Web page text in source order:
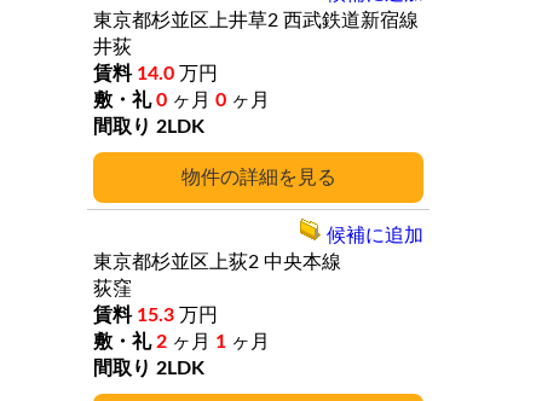
詳細
東京都杉並区上井草2 西武鉄道新宿線
井荻
14.0 万円
0 ヶ月 0 ヶ月
2LDK
東京都杉並区上荻2 中央本線
荻窪
15.3 万円
2 ヶ月 1 ヶ月
2LDK
候補に追加